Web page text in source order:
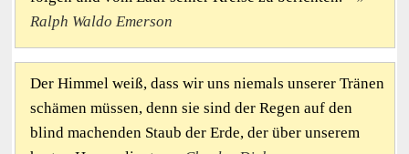
Ralph Waldo Emerson
Der Himmel weiß, dass wir uns niemals unserer Tränen
schämen müssen, denn sie sind der Regen auf den
blind machenden Staub der Erde, der über unserem